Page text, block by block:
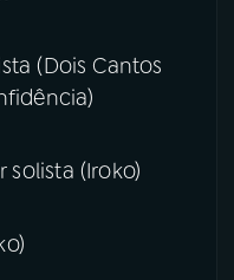
(Dois Cantos
solista (Iroko)